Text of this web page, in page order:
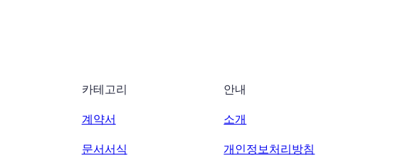
카테고리
계약서
문서서식
안내
소개
개인정보처리방침